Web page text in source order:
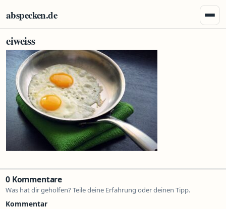
abspecken.de
eiweiss
0 Kommentare
Was hat dir geholfen? Teile deine Erfahrung oder deinen Tipp.
Kommentar